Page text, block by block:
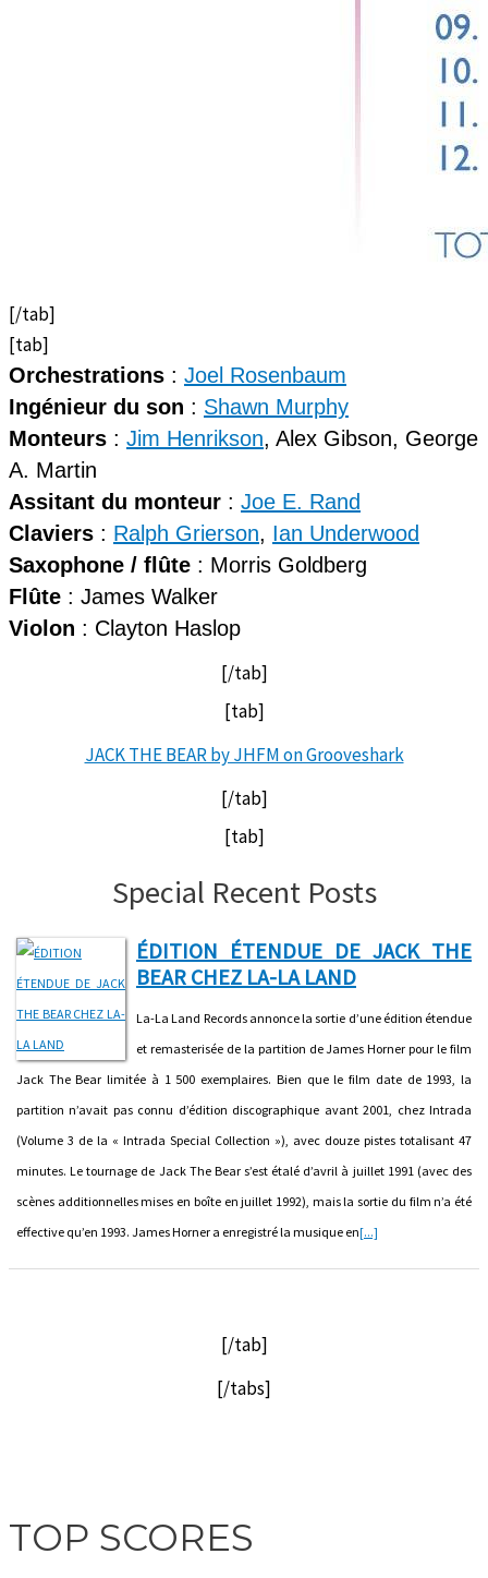
[/tab]
[tab]
Orchestrations : Joel Rosenbaum
Ingénieur du son : Shawn Murphy
Monteurs : Jim Henrikson, Alex Gibson, George
A. Martin
Assitant du monteur : Joe E. Rand
Claviers : Ralph Grierson, Ian Underwood
Saxophone / flûte : Morris Goldberg
Flûte : James Walker
Violon : Clayton Haslop
[/tab]
[tab]
JACK THE BEAR by JHFM on Grooveshark
[/tab]
[tab]
Special Recent Posts
ÉDITION ÉTENDUE DE JACK THE
BEAR CHEZ LA-LA LAND
La-La Land Records annonce la sortie d’une édition étendue
et remasterisée de la partition de James Horner pour le film
Jack The Bear limitée à 1 500 exemplaires. Bien que le film date de 1993, la
partition n’avait pas connu d’édition discographique avant 2001, chez Intrada
(Volume 3 de la « Intrada Special Collection »), avec douze pistes totalisant 47
minutes. Le tournage de Jack The Bear s’est étalé d’avril à juillet 1991 (avec des
scènes additionnelles mises en boîte en juillet 1992), mais la sortie du film n’a été
effective qu’en 1993. James Horner a enregistré la musique en[...]
[/tab]
[/tabs]
TOP SCORES